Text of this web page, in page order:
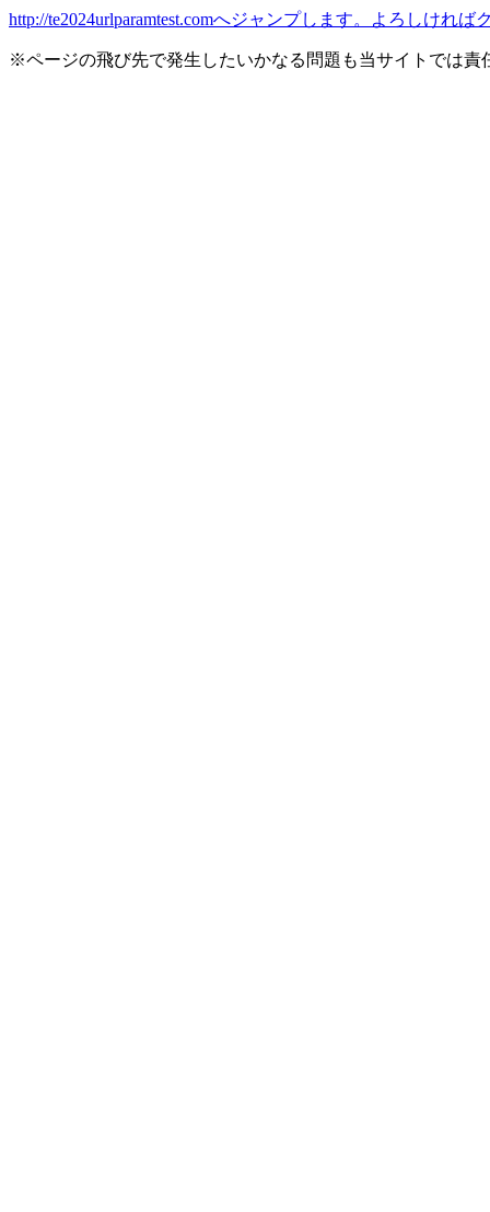
http://te2024urlparamtest.comへジャンプします。よろしけれ
※ページの飛び先で発生したいかなる問題も当サイトでは責